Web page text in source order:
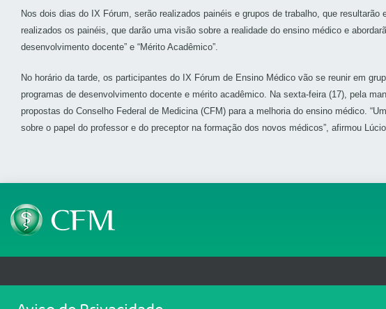
Nos dois dias do IX Fórum, serão realizados painéis e grupos de trabalho, que
realizados os painéis, que darão uma visão sobre a realidade do ensino médico e
desenvolvimento docente” e “Mérito Acadêmico”.
No horário da tarde, os participantes do IX Fórum de Ensino Médico vão se reunir em
programas de desenvolvimento docente e mérito acadêmico. Na sexta-feira (17), pela
propostas do Conselho Federal de Medicina (CFM) para a melhoria do ensino médico.
sobre o papel do professor e do preceptor na formação dos novos médicos”, afirmou